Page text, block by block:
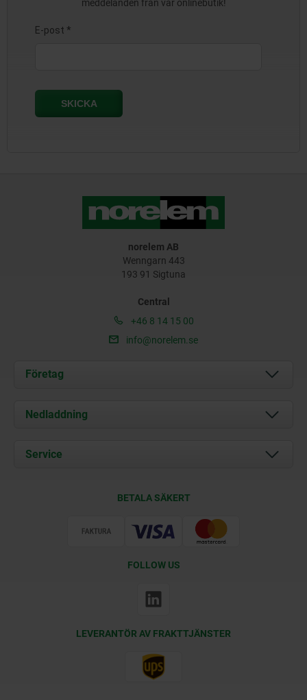
meddelanden från vår onlinebutik!
norelem AB
Wenngarn 443
193 91 Sigtuna
Central
+46 8 14 15 00
info@norelem.se
Företag
Om oss
Kontakt
Nedladdning
Service
BETALA SÄKERT
FOLLOW US
LEVERANTÖR AV FRAKTTJÄNSTER